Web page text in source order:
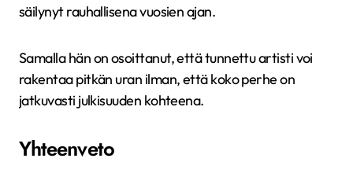
säilynyt rauhallisena vuosien ajan.
Samalla hän on osoittanut, että tunnettu artisti voi
rakentaa pitkän uran ilman, että koko perhe on
jatkuvasti julkisuuden kohteena.
Yhteenveto